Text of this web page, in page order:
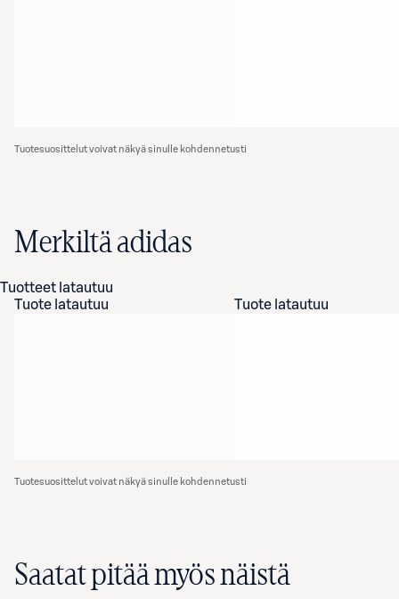
Tuotesuosittelut voivat näkyä sinulle kohdennetusti
Merkiltä adidas
Tuotteet latautuu
Tuote latautuu
Tuote latautuu
Tuotesuosittelut voivat näkyä sinulle kohdennetusti
Saatat pitää myös näistä